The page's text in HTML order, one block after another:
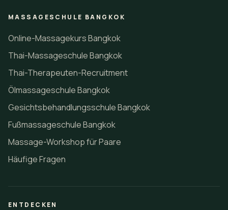
MASSAGESCHULE BANGKOK
Online-Massagekurs Bangkok
Thai-Massageschule Bangkok
Thai-Therapeuten-Recruitment
Ölmassageschule Bangkok
Gesichtsbehandlungsschule Bangkok
Fußmassageschule Bangkok
Massage-Workshop für Paare
Häufige Fragen
ENTDECKEN